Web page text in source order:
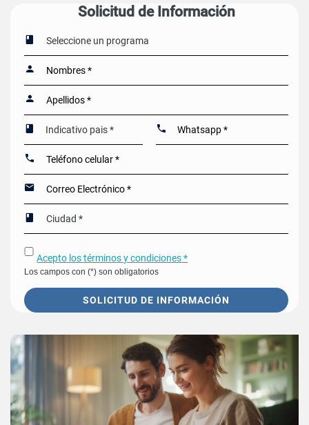
Solicitud de Información
Acepto los términos y condiciones *
Los campos con (*) son obligatorios
SOLICITUD DE INFORMACIÓN